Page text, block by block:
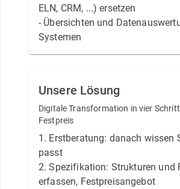
ELN, CRM, ...) ersetzen
- Übersichten und
Systemen
Unsere Lösung
Digitale Transformation in vier
Festpreis
1. Erstberatung: danach wissen
passt
2. Spezifikation: Strukturen und
erfassen, Festpreisangebot